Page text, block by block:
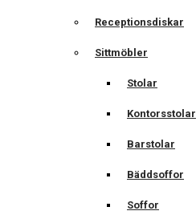
Receptionsdiskar
Sittmöbler
Stolar
Kontorsstolar
Barstolar
Bäddsoffor
Soffor